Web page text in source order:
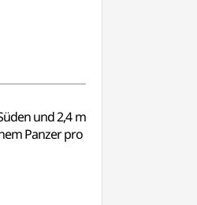
und 2,4 m
Panzer pro